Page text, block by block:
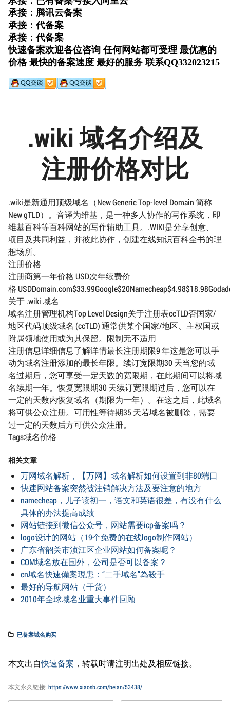
.wiki 域名介绍及
注册价格对比
.wiki是新通用顶级域名（New Generic Top-level Domain 简称
New gTLD）。音译为维基，是一种多人协作的写作系统，即
维基百科等百科网站的写作辅助工具。.WIKI是分享创意、
项目及共同利益，并彼此协作，创建在线知识百科全书的理
想场所。
注册价格
注册商第一年价格 USD次年续费价
格
关于 .wiki 域名
域名注册管理机构Top Level Design关于注册表ccTLD否国家/
地区代码顶级域名 (ccTLD) 通常供某个国家/地区、主权国或
附属领地使用或为其保留。限制无不适用
注册信息详细信息了解详情最长注册期限9 年这是您可以手
动为域名注册添加的最长年限。续订宽限期30 天当您的域
名过期后，您可享受一定天数的宽限期，在此期间可以将域
名续期一年。恢复宽限期30 天续订宽限期过后，您可以在
一定的天数内恢复域名（期限为一年）。在这之后，此域名
将可供公众注册。可用性等待期35 天若域名被删除，需要
过一定的天数后方可供公众注册。
Tags域名价格
相关文章
万网域名解析，【万网】域名解析如何设置到非80端口
快速网站备案突然被注销解决方法及要注意的地方
namecheap，儿子读初一，语文和英语很差，有没有什么
具体的办法提高成绩
网站链接到微信公众号，网站需要icp备案吗？
logo设计的网站（19个免费的在线logo制作网站）
广东省韶关市浈江区企业网站如何备案呢？
COM域名放在国外，公司是否可以备案？
cn域名快速備案現患：“二手域名”為殺手
最好的导航网站（干货）
2010年全球域名业重大事件回顾
已备案域名购买
本文出自快速备案 ，转载时请注明出处及相应链接。
本文永久链接: https://www.xiaosb.com/beian/53438/